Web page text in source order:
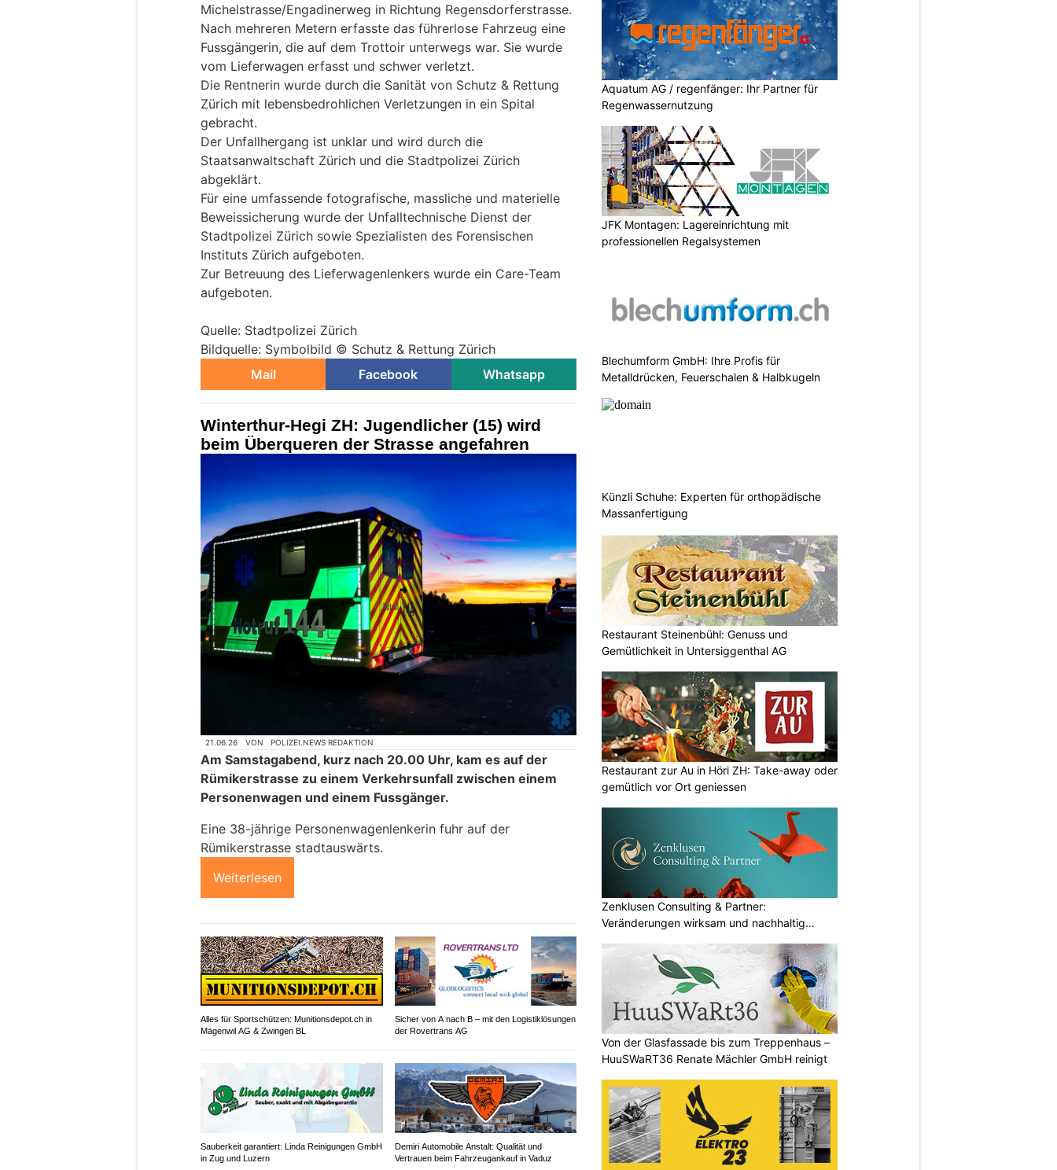
Michelstrasse/Engadinerweg in Richtung Regensdorferstrasse.
Nach mehreren Metern erfasste das führerlose Fahrzeug eine
Fussgängerin, die auf dem Trottoir unterwegs war. Sie wurde
vom Lieferwagen erfasst und schwer verletzt.
Die Rentnerin wurde durch die Sanität von Schutz & Rettung
Zürich mit lebensbedrohlichen Verletzungen in ein Spital
gebracht.
Der Unfallhergang ist unklar und wird durch die
Staatsanwaltschaft Zürich und die Stadtpolizei Zürich
abgeklärt.
Für eine umfassende fotografische, massliche und materielle
Beweissicherung wurde der Unfalltechnische Dienst der
Stadtpolizei Zürich sowie Spezialisten des Forensischen
Instituts Zürich aufgeboten.
Zur Betreuung des Lieferwagenlenkers wurde ein Care-Team
aufgeboten.
Quelle: Stadtpolizei Zürich
Bildquelle: Symbolbild © Schutz & Rettung Zürich
Mail
Facebook Whatsapp
Winterthur-Hegi ZH: Jugendlicher (15) wird
beim Überqueren der Strasse angefahren
21.06.26 VON POLIZEI.NEWS REDAKTION
Am Samstagabend, kurz nach 20.00 Uhr, kam es auf der
Rümikerstrasse zu einem Verkehrsunfall zwischen einem
Personenwagen und einem Fussgänger.
Eine 38-jährige Personenwagenlenkerin fuhr auf der
Rümikerstrasse stadtauswärts.
Weiterlesen
Alles für Sportschützen: Munitionsdepot.ch in
Mägenwil AG & Zwingen BL
Sicher von A nach B – mit den Logistiklösungen
der Rovertrans AG
Sauberkeit garantiert: Linda Reinigungen GmbH
in Zug und Luzern
Demiri Automobile Anstalt: Qualität und
Vertrauen beim Fahrzeugankauf in Vaduz
Aquatum AG / regenfänger: Ihr Partner für
Regenwassernutzung
JFK Montagen: Lagereinrichtung mit
professionellen Regalsystemen
Blechumform GmbH: Ihre Profis für
Metalldrücken, Feuerschalen & Halbkugeln
Künzli Schuhe: Experten für orthopädische
Massanfertigung
Restaurant Steinenbühl: Genuss und
Gemütlichkeit in Untersiggenthal AG
Restaurant zur Au in Höri ZH: Take-away oder
gemütlich vor Ort geniessen
Zenklusen Consulting & Partner:
Veränderungen wirksam und nachhaltig
Von der Glasfassade bis zum Treppenhaus –
HuuSWaRT36 Renate Mächler GmbH reinigt